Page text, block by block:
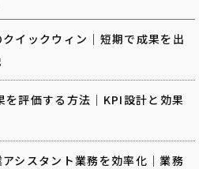
イックウィン｜短期で成果を出
評価する方法｜KPI設計と効果
シスタント業務を効率化｜業務